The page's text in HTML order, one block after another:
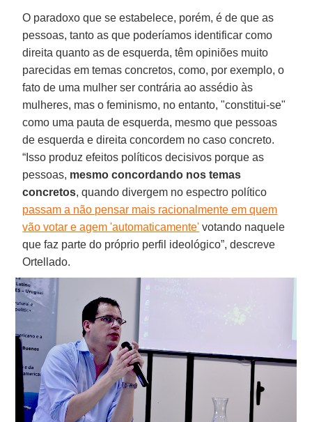
O paradoxo que se estabelece, porém, é de que as
pessoas, tanto as que poderíamos identificar como
direita quanto as de esquerda, têm opiniões muito
parecidas em temas concretos, como, por exemplo, o
fato de uma mulher ser contrária ao assédio às
mulheres, mas o feminismo, no entanto, "constitui-se"
como uma pauta de esquerda, mesmo que pessoas
de esquerda e direita concordem no caso concreto.
“Isso produz efeitos políticos decisivos porque as
pessoas, mesmo concordando nos temas
concretos, quando divergem no espectro político
passam a não pensar mais racionalmente em quem
vão votar e agem 'automaticamente' votando naquele
que faz parte do próprio perfil ideológico”, descreve
Ortellado.